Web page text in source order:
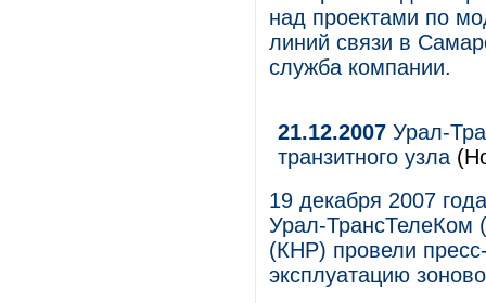
над проектами по
линий связи в
служба компании.
21.12.2007 Урал-
транзитного узла
19 декабря 2007
Урал-ТрансТелеКом
(КНР) провели
эксплуатацию